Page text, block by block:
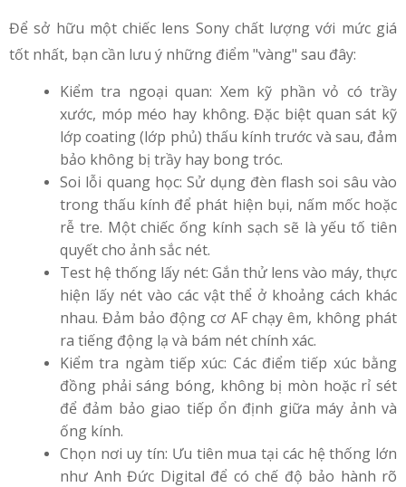
Để sở hữu một chiếc lens Sony chất lượng với mức giá
tốt nhất, bạn cần lưu ý những điểm "vàng" sau đây:
Kiểm tra ngoại quan: Xem kỹ phần vỏ có trầy
xước, móp méo hay không. Đặc biệt quan sát kỹ
lớp coating (lớp phủ) thấu kính trước và sau, đảm
bảo không bị trầy hay bong tróc.
Soi lỗi quang học: Sử dụng đèn flash soi sâu vào
trong thấu kính để phát hiện bụi, nấm mốc hoặc
rễ tre. Một chiếc ống kính sạch sẽ là yếu tố tiên
quyết cho ảnh sắc nét.
Test hệ thống lấy nét: Gắn thử lens vào máy, thực
hiện lấy nét vào các vật thể ở khoảng cách khác
nhau. Đảm bảo động cơ AF chạy êm, không phát
ra tiếng động lạ và bám nét chính xác.
Kiểm tra ngàm tiếp xúc: Các điểm tiếp xúc bằng
đồng phải sáng bóng, không bị mòn hoặc rỉ sét
để đảm bảo giao tiếp ổn định giữa máy ảnh và
ống kính.
Chọn nơi uy tín: Ưu tiên mua tại các hệ thống lớn
như Anh Đức Digital để có chế độ bảo hành rõ